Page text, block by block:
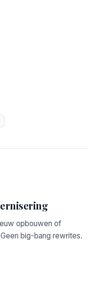
opbouwen of
big-bang rewrites.